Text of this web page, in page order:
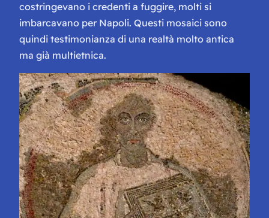
costringevano i credenti a fuggire, molti si
imbarcavano per Napoli. Questi mosaici sono
quindi testimonianza di una realtà molto antica
ma già multietnica.